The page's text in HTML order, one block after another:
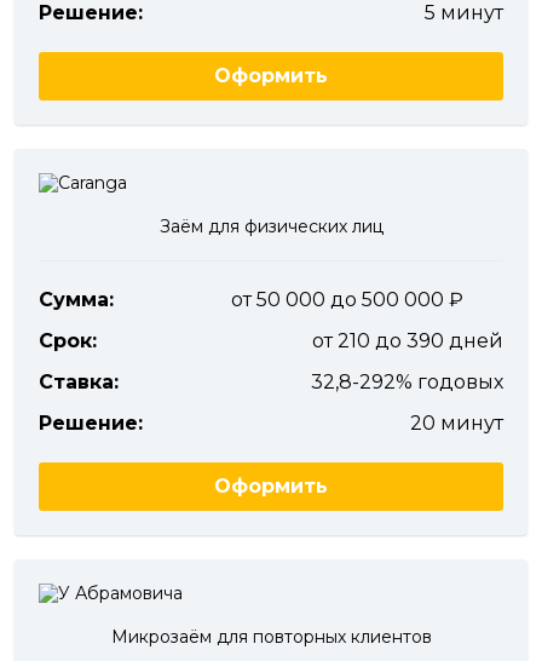
Решение:
5 минут
Оформить
Заём для физических лиц
Сумма:
от 50 000 до 500 000
Срок:
от 210 до 390 дней
Ставка:
32,8-292% годовых
Решение:
20 минут
Оформить
Микрозаём для повторных клиентов